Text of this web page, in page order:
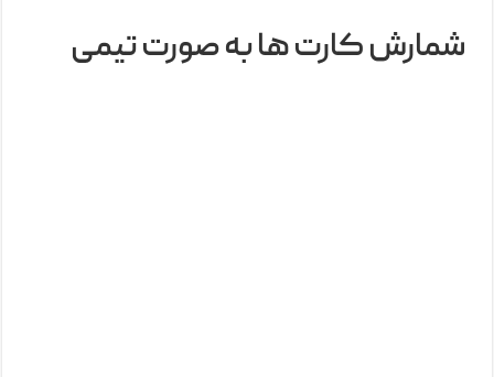
شمارش کارت ها به صورت تیمی